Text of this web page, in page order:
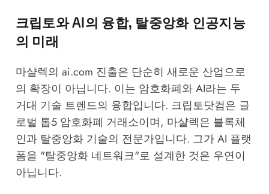
크립토와 AI의 융합, 탈중앙화 인공지능
의 미래
마샬렉의 ai.com 진출은 단순히 새로운 산업으로
의 확장이 아닙니다. 이는 암호화폐와 AI라는 두
거대 기술 트렌드의 융합입니다. 크립토닷컴은 글
로벌 톱5 암호화폐 거래소이며, 마샬렉은 블록체
인과 탈중앙화 기술의 전문가입니다. 그가 AI 플랫
폼을 "탈중앙화 네트워크"로 설계한 것은 우연이
아닙니다.